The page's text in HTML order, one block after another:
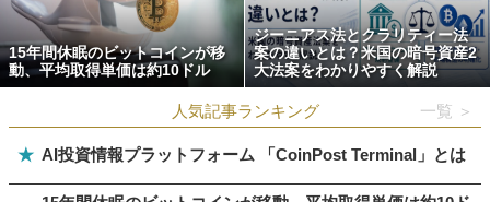
15年間休眠のビットコインが移
動、平均取得単価は約10ドル
ジーニアス法とクラリティー法
案の違いとは？米国の暗号資産2
大法案をわかりやすく解説
人気記事ランキング 一覧 ＞
★ AI投資情報プラットフォーム 「CoinPost Terminal」とは